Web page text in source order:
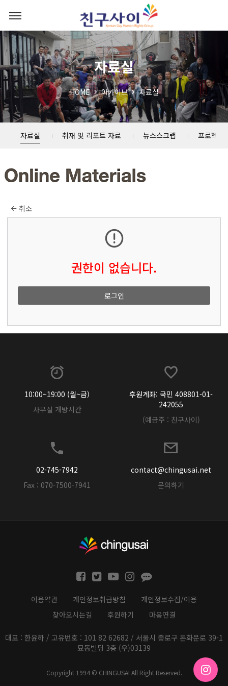
자료실
HOME 아카이브 자료실
자료실 취재 및 리포트 자료 뉴스스크랩 프로젝트
취소
권한이 없습니다.
로그인
10:00~19:00 (월~금)
사무실 개방시간
후원계좌: 국민 408801-01-
242055
(예금주 : 친구사이)
02-745-7942
Fax : 070-7500-7941
contact@chingusai.net
문의하기
이용약관 개인정보취급방침
개인정보수집/이용
찾아오시는길
후원하기 마음연결
대표 : 한윤하 / 고유번호 : 101 82 62682 / 서울시 종로구 돈화문로 39-1
묘동빌딩 3층 (우)03139
Copyright 1994 © CHINGUSAI All Right Reserved.